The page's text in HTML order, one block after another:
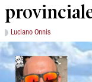
Luciano Onnis